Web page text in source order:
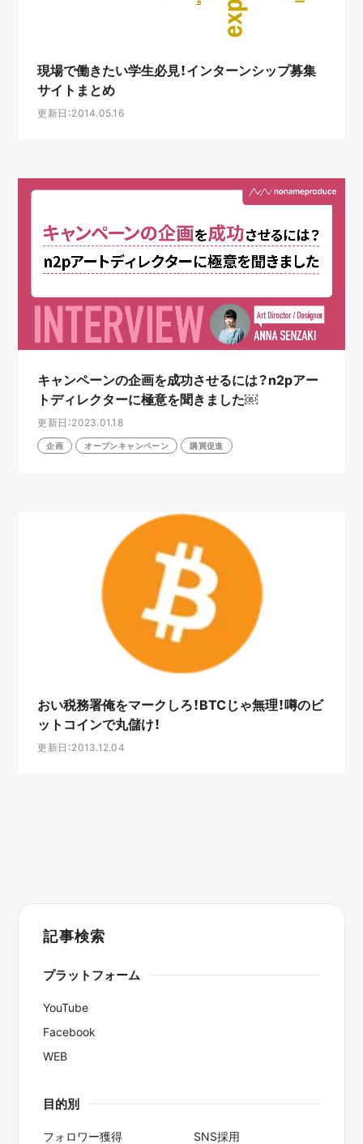
記事検索
プラットフォーム
YouTube
Facebook
WEB
目的別
フォロワー獲得 SNS採用
現場で働きたい学生必見！インターンシップ募集
サイトまとめ
更新日：2014.05.16
キャンペーンの企画を成功させるには？n2pアー
トディレクターに極意を聞きました￼
更新日：2023.01.18
企画 オープンキャンペーン 購買促進
おい税務署俺をマークしろ！BTCじゃ無理！噂のビ
ットコインで丸儲け！
更新日：2013.12.04